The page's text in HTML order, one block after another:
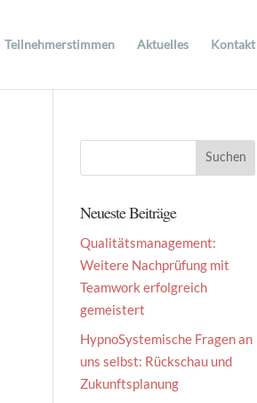
Teilnehmerstimmen Aktuelles Kontakt
Neueste Beiträge
Qualitätsmanagement:
Weitere Nachprüfung mit
Teamwork erfolgreich
gemeistert
HypnoSystemische Fragen an
uns selbst: Rückschau und
Zukunftsplanung